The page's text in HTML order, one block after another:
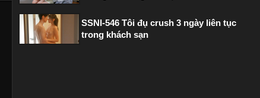
SSNI-546 Tôi đụ crush 3 ngày liên tục
trong khách sạn